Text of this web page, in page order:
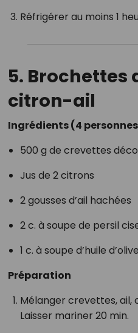
Réfrigérer au moins 1
5. Brochettes
citron-ail
Ingrédients (4
500 g de crevettes
Jus de 2 citrons
2 gousses d’ail hachées
2 c. à soupe de persil
1 c. à soupe d’huile d’olive
Préparation
Mélanger crevettes, ail,
Laisser mariner 20 min.